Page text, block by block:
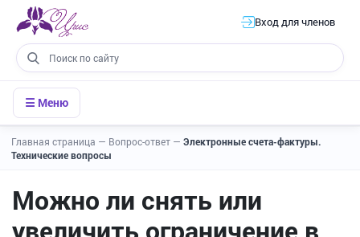
Вход для членов
☰ Меню
Главная страница — Вопрос-ответ — Электронные счета-фактуры.
Технические вопросы
Можно ли снять или